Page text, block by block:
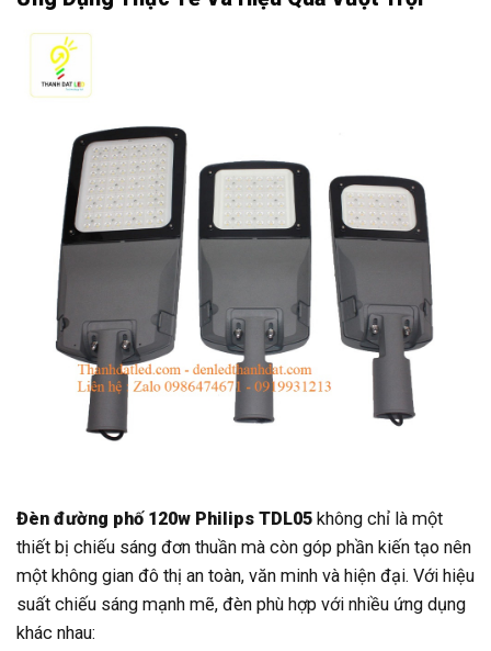
Đèn đường phố 120w Philips TDL05 không chỉ là một
thiết bị chiếu sáng đơn thuần mà còn góp phần kiến tạo nên
một không gian đô thị an toàn, văn minh và hiện đại. Với hiệu
suất chiếu sáng mạnh mẽ, đèn phù hợp với nhiều ứng dụng
khác nhau: